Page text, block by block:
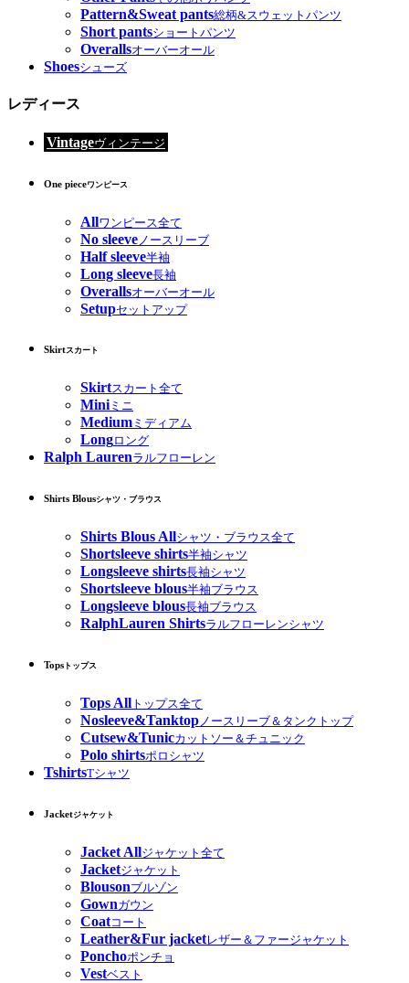
Pattern&Sweat pants総柄&スウェットパンツ
Short pantsショートパンツ
Overallsオーバーオール
Shoesシューズ
レディース
Vintageヴィンテージ
One pieceワンピース
Allワンピース全て
No sleeve ノースリーブ
Half sleeve半袖
Long sleeve長袖
Overallsオーバーオール
Setupセットアップ
Skirtスカート
Skirtスカート全て
Miniミニ
Medium ミディアム
Longロング
Ralph Laurenラルフローレン
Shirts Blousシャツ・ブラウス
Shirts Blous Allシャツ・ブラウス全て
Shortsleeve shirts半袖シャツ
Longsleeve shirts長袖シャツ
Shortsleeve blous半袖ブラウス
Longsleeve blous長袖ブラウス
RalphLauren Shirtsラルフローレンシャツ
Tops トップス
Tops All トップス全て
Nosleeve&Tanktopノースリーブ＆タンクトップ
Cutsew&Tunicカットソー＆チュニック
Polo shirtsポロシャツ
TshirtsTシャツ
Jacketジャケット
Jacket Allジャケット全て
Jacketジャケット
Blousonブルゾン
Gownガウン
Coatコート
Leather&Fur jacketレザー＆ファージャケット
Ponchoポンチョ
Vestベスト